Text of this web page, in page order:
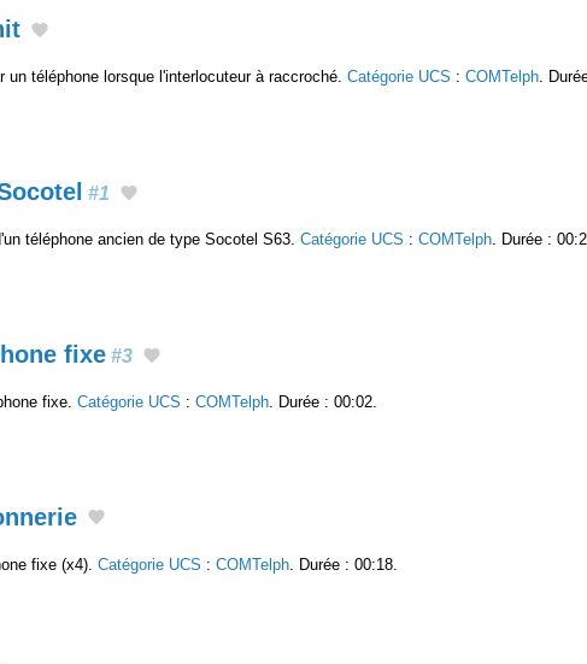
un téléphone lorsque l'interlocuteur à raccroché. Catégorie UCS : COMTelph.
#1
téléphone ancien de type Socotel S63. Catégorie UCS : COMTelph . Durée :
fixe #3
fixe. Catégorie UCS : COMTelph . Durée : 00:02.
fixe (x4). Catégorie UCS : COMTelph . Durée : 00:18.